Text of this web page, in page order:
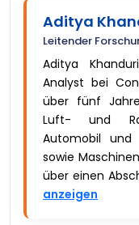
Aditya
Leitender
Aditya
Analyst bei
über fünf
Luft- und
Automobil und
sowie
über einen
anzeigen